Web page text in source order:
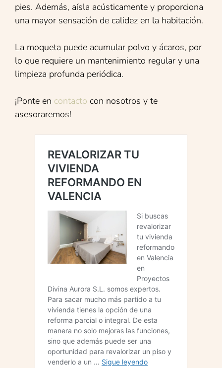
pies. Además, aísla acústicamente y proporciona
una mayor sensación de calidez en la habitación.
La moqueta puede acumular polvo y ácaros, por
lo que requiere un mantenimiento regular y una
limpieza profunda periódica.
¡Ponte en contacto con nosotros y te
asesoraremos!